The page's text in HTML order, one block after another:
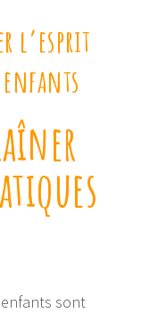
l’esprit
enfants
sont